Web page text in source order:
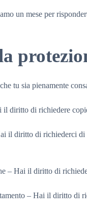
un mese per
tu sia pienamente
diritto di richiedere
il diritto di richiederci di
– Hai il diritto di
– Hai il diritto di